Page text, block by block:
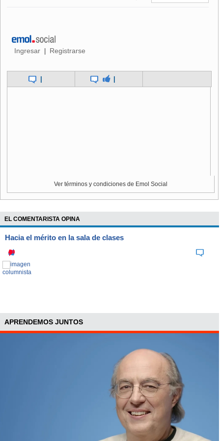
semana pasada los insurgentes anunciaran el comienzo de
un plan de cinco años para combatir a los insurgentes.
Ingresar Registrarse
Ver términos y condiciones de Emol Social
EL COMENTARISTA OPINA
Hacia el mérito en la sala de clases
APRENDEMOS JUNTOS